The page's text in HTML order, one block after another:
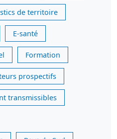
de territoire
E-santé
Formation
prospectifs
transmissibles